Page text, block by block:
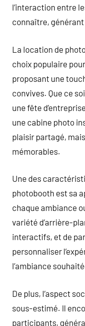
l’interaction entre
connaître,
La location de
choix populaire
proposant une
convives. Que ce
une fête
une cabine photo
plaisir partagé,
mémorables.
Une des
photobooth est sa
chaque ambiance
variété d’arrière-
interactifs, et de
personnaliser
l’ambiance
De plus, l’aspect
sous-estimé. Il
participants,